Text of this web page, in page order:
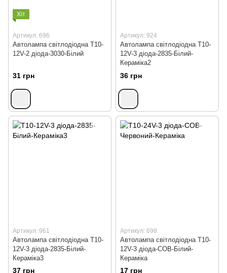
Хіт
Артикул: 696
Автолампа світлодіодна T10-
12V-2 діода-3030-Білий
31 грн
Артикул: 924
Автолампа світлодіодна Т10-
12V-3 діода-2835-Білий-
Кераміка2
36 грн
Артикул: 961
Автолампа світлодіодна Т10-
12V-3 діода-2835-Білий-
Кераміка3
37 грн
Артикул: 698
Автолампа світлодіодна Т10-
12V-3 діода-СОВ-Білий-
Кераміка
17 грн